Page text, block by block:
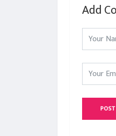
Add